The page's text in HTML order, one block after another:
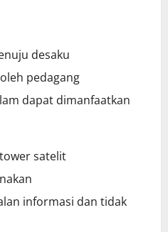
desaku
pedagang
dapat dimanfaatkan
satelit
informasi dan tidak